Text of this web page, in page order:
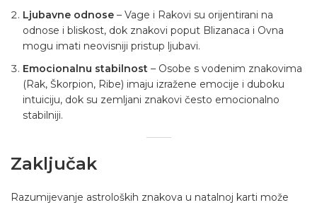
Ljubavne odnose – Vage i Rakovi su orijentirani na
odnose i bliskost, dok znakovi poput Blizanaca i Ovna
mogu imati neovisniji pristup ljubavi.
Emocionalnu stabilnost – Osobe s vodenim znakovima
(Rak, Škorpion, Ribe) imaju izražene emocije i duboku
intuiciju, dok su zemljani znakovi često emocionalno
stabilniji.
Zaključak
Razumijevanje astroloških znakova u natalnoj karti može